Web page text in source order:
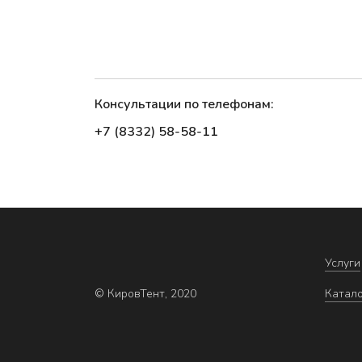
Консультации по телефонам:
+7 (8332) 58-58-11
© КировТент, 2020
Услуги